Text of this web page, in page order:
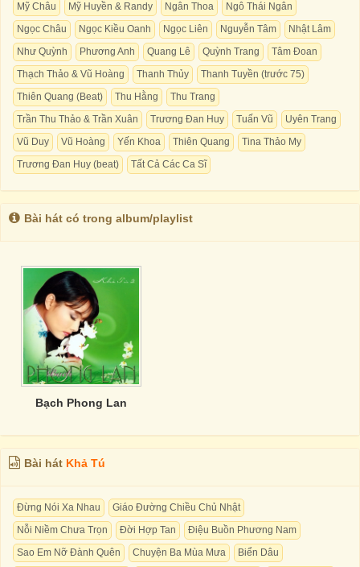
Mỹ Châu
Mỹ Huyền & Randy Ngân Thoa
Ngô Thái Ngân
Ngọc Châu
Ngọc Kiều Oanh Ngọc Liên Nguyễn Tâm
Nhật Lâm
Như Quỳnh
Phương Anh Quang Lê Quỳnh Trang
Tâm Đoan
Thạch Thảo & Vũ Hoàng
Thanh Thủy
Thanh Tuyền (trước 75)
Thiên Quang (Beat)
Thu Hằng
Thu Trang
Trần Thu Thảo & Trần Xuân
Trương Đan Huy Tuấn Vũ
Uyên Trang
Vũ Duy
Vũ Hoàng Yến Khoa Thiên Quang
Tina Thảo My
Trương Đan Huy (beat)
Tất Cả Các Ca Sĩ
Bài hát có trong album/playlist
Bạch Phong Lan
Bài hát Khả Tú
Đừng Nói Xa Nhau
Giáo Đường Chiều Chủ Nhật
Nỗi Niềm Chưa Trọn
Đời Hợp Tan
Điệu Buồn Phương Nam
Sao Em Nỡ Đành Quên
Chuyện Ba Mùa Mưa
Biển Dâu